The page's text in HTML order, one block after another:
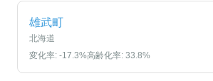
雄武町
北海道
変化率: -17.3%高齢化率: 33.8%